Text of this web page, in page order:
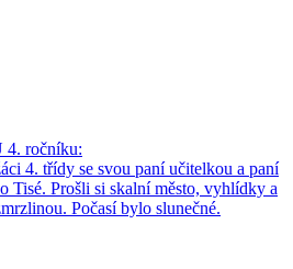
4. ročníku:
4. třídy se svou paní učitelkou a paní
Tisé. Prošli si skalní město, vyhlídky a
Počasí bylo slunečné.